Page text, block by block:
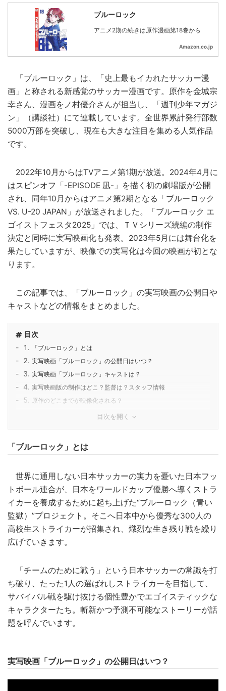
ブルーロック
アニメ2期の続きは原作漫画第18巻から
Amazon.co.jp
「ブルーロック」は、「史上最もイカれたサッカー漫
画」と称される新感覚のサッカー漫画です。原作を金城宗
幸さん、漫画をノ村優介さんが担当し、「週刊少年マガジ
ン」（講談社）にて連載しています。全世界累計発行部数
5000万部を突破し、現在も大きな注目を集める人気作品
です。
2022年10月からはTVアニメ第1期が放送。2024年4月に
はスピンオフ「-EPISODE 凪-」を描く初の劇場版が公開
され、同年10月からはアニメ第2期となる「ブルーロック
VS. U-20 JAPAN」が放送されました。「ブルーロック エ
ゴイストフェスタ2025」では、ＴＶシリーズ続編の制作
決定と同時に実写映画化も発表。2023年5月には舞台化を
果たしていますが、映像での実写化は今回の映画が初とな
ります。
この記事では、「ブルーロック」の実写映画の公開日や
キャストなどの情報をまとめました。
目次
「ブルーロック」とは
実写映画「ブルーロック」の公開日はいつ？
実写映画「ブルーロック」キャストは？
実写映画版の制作はどこ？監督は？スタッフ情報
原作のどこまでが映像化される？
目次を開く
「ブルーロック」とは
世界に通用しない日本サッカーの実力を憂いた日本フッ
トボール連合が、日本をワールドカップ優勝へ導くストラ
イカーを養成するために起ち上げた“ブルーロック（青い
監獄）”プロジェクト。そこへ日本中から優秀な300人の
高校生ストライカーが招集され、熾烈な生き残り戦を繰り
広げていきます。
「チームのために戦う」という日本サッカーの常識を打
ち破り、たった1人の選ばれしストライカーを目指して、
サバイバル戦を駆け抜ける個性豊かでエゴイスティックな
キャラクターたち。斬新かつ予測不可能なストーリーが話
題を呼んでいます。
実写映画「ブルーロック」の公開日はいつ？